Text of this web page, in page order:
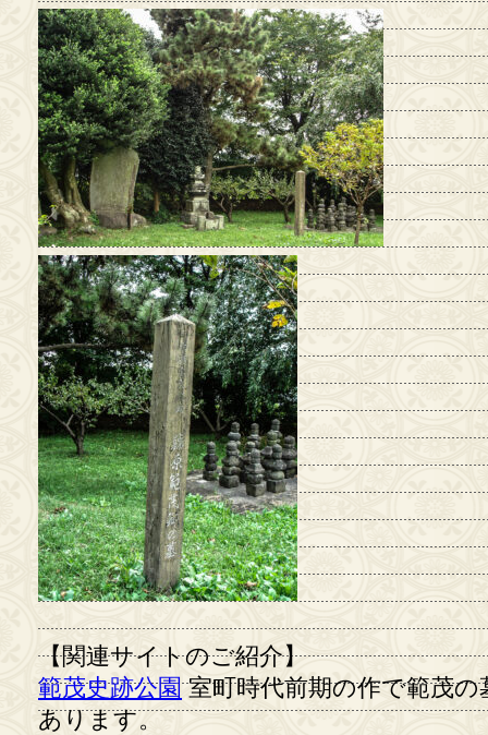
【関連サイトのご紹介】
範茂史跡公園室町時代前期の作で範茂
あります。